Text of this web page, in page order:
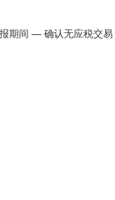
期间 — 确认无应税交